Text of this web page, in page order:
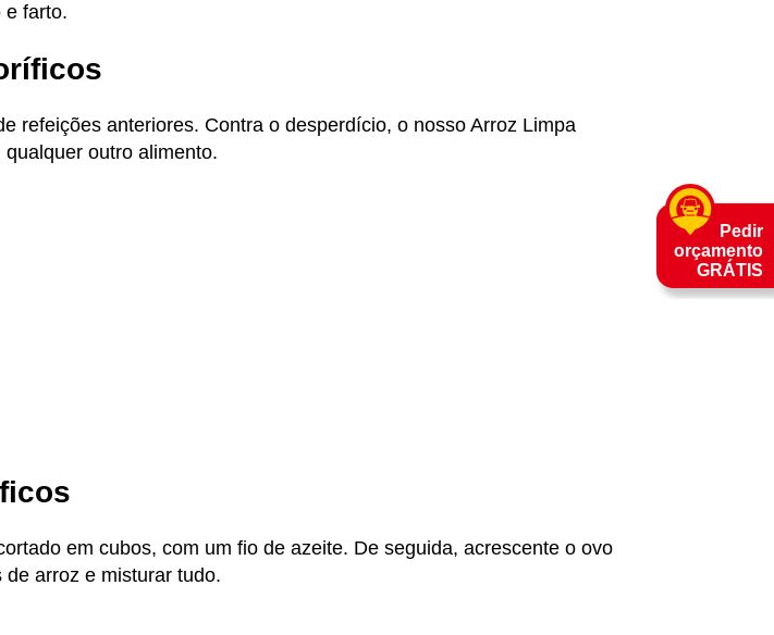
e farto.
refeições anteriores. Contra o desperdício, o nosso Arroz Limpa
outro alimento.
em cubos, com um fio de azeite. De seguida, acrescente o ovo
arroz e misturar tudo.
Pedir
orçamento
GRÁTIS